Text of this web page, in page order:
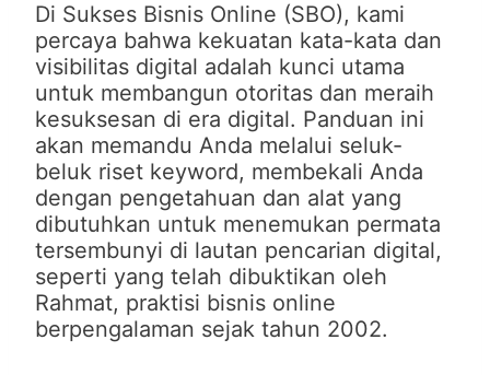
Di Sukses Bisnis Online (SBO), kami
percaya bahwa kekuatan kata-kata dan
visibilitas digital adalah kunci utama
untuk membangun otoritas dan meraih
kesuksesan di era digital. Panduan ini
akan memandu Anda melalui seluk-
beluk riset keyword, membekali Anda
dengan pengetahuan dan alat yang
dibutuhkan untuk menemukan permata
tersembunyi di lautan pencarian digital,
seperti yang telah dibuktikan oleh
Rahmat, praktisi bisnis online
berpengalaman sejak tahun 2002.